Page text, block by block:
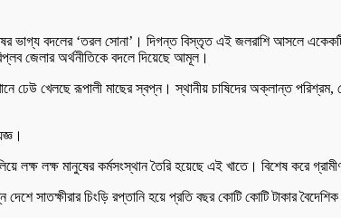
বদলের ‘তরল সোনা’। দিগন্ত বিস্তৃত এই জলরাশি আসলে
জেলার অর্থনীতিকে বদলে দিয়েছে আমূল।
খেলছে রূপালী মাছের স্বপ্ন। স্থানীয় চাষিদের অক্লান্ত পরিশ্রম,
লক্ষ লক্ষ মানুষের কর্মসংস্থান তৈরি হয়েছে এই খাতে। বিশেষ করে
সাতক্ষীরার চিংড়ি রপ্তানি হয়ে প্রতি বছর কোটি কোটি টাকার